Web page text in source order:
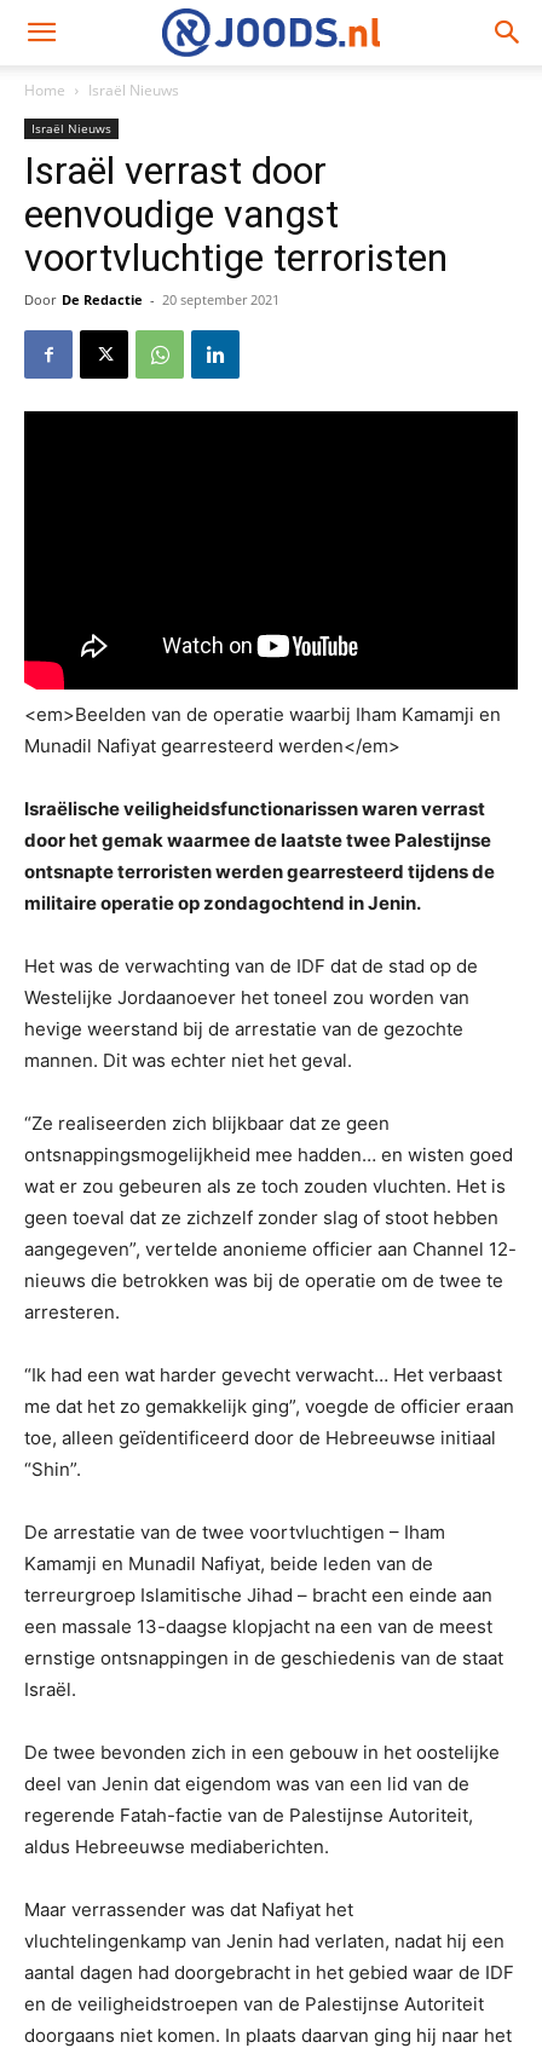
Home Israël Nieuws
Israël Nieuws
Israël verrast door
eenvoudige vangst
voortvluchtige terroristen
Door De Redactie - 20 september 2021
<em>Beelden van de operatie waarbij Iham Kamamji en
Munadil Nafiyat gearresteerd werden</em>
Israëlische veiligheidsfunctionarissen waren verrast
door het gemak waarmee de laatste twee Palestijnse
ontsnapte terroristen werden gearresteerd tijdens de
militaire operatie op zondagochtend in Jenin.
Het was de verwachting van de IDF dat de stad op de
Westelijke Jordaanoever het toneel zou worden van
hevige weerstand bij de arrestatie van de gezochte
mannen. Dit was echter niet het geval.
“Ze realiseerden zich blijkbaar dat ze geen
ontsnappingsmogelijkheid mee hadden… en wisten goed
wat er zou gebeuren als ze toch zouden vluchten. Het is
geen toeval dat ze zichzelf zonder slag of stoot hebben
aangegeven”, vertelde anonieme officier aan Channel 12-
nieuws die betrokken was bij de operatie om de twee te
arresteren.
“Ik had een wat harder gevecht verwacht… Het verbaast
me dat het zo gemakkelijk ging”, voegde de officier eraan
toe, alleen geïdentificeerd door de Hebreeuwse initiaal
“Shin”.
De arrestatie van de twee voortvluchtigen – Iham
Kamamji en Munadil Nafiyat, beide leden van de
terreurgroep Islamitische Jihad – bracht een einde aan
een massale 13-daagse klopjacht na een van de meest
ernstige ontsnappingen in de geschiedenis van de staat
Israël.
De twee bevonden zich in een gebouw in het oostelijke
deel van Jenin dat eigendom was van een lid van de
regerende Fatah-factie van de Palestijnse Autoriteit,
aldus Hebreeuwse mediaberichten.
Maar verrassender was dat Nafiyat het
vluchtelingenkamp van Jenin had verlaten, nadat hij een
aantal dagen had doorgebracht in het gebied waar de IDF
en de veiligheidstroepen van de Palestijnse Autoriteit
doorgaans niet komen. In plaats daarvan ging hij naar het